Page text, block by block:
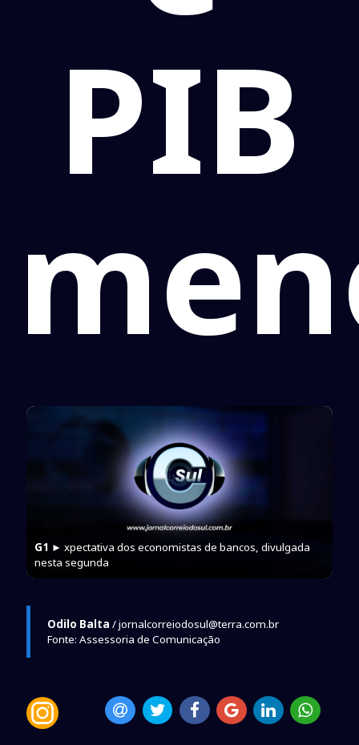
PIB
G1 ► xpectativa dos economistas de bancos, divulgada
nesta segunda
Odilo Balta / jornalcorreiodosul@terra.com.br
Fonte: Assessoria de Comunicação